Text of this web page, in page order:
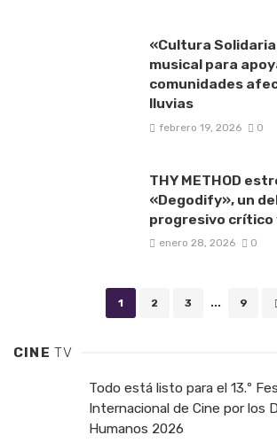
«Cultura
musical para
comunidades
lluvias
febrero 19, 2026 0
THY METHOD
«Degodify», un
progresivo crítico
enero 28, 2026 0
Posts navigation
1 2 3 ... 9
CINETV
Todo está listo para el 13.º
Internacional de Cine por los
Humanos 2026